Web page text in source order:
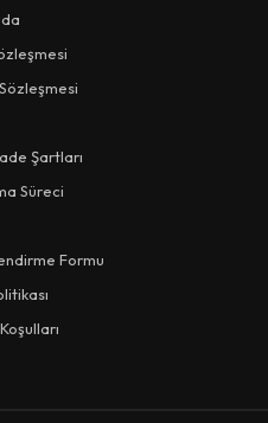
Sözleşmesi
Şartları
Süreci
Formu